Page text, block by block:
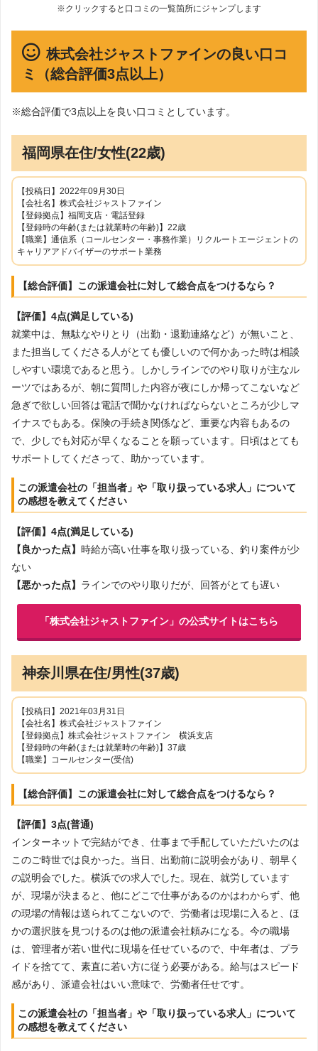
※クリックすると口コミの一覧箇所にジャンプします
株式会社ジャストファインの良い口コ
ミ（総合評価3点以上）
※総合評価で3点以上を良い口コミとしています。
福岡県在住/女性(22歳)
【投稿日】2022年09月30日
【会社名】株式会社ジャストファイン
【登録拠点】福岡支店・電話登録
【登録時の年齢(または就業時の年齢)】22歳
【職業】通信系（コールセンター・事務作業）リクルートエージェントの
キャリアアドバイザーのサポート業務
【総合評価】この派遣会社に対して総合点をつけるなら？
【評価】4点(満足している)
就業中は、無駄なやりとり（出勤・退勤連絡など）が無いこと、
また担当してくださる人がとても優しいので何かあった時は相談
しやすい環境であると思う。しかしラインでのやり取りが主なル
ーツではあるが、朝に質問した内容が夜にしか帰ってこないなど
急ぎで欲しい回答は電話で聞かなければならないところが少しマ
イナスでもある。保険の手続き関係など、重要な内容もあるの
で、少しでも対応が早くなることを願っています。日頃はとても
サポートしてくださって、助かっています。
この派遣会社の「担当者」や「取り扱っている求人」について
の感想を教えてください
【評価】4点(満足している)
【良かった点】 時給が高い仕事を取り扱っている、釣り案件が少
ない
【悪かった点】 ラインでのやり取りだが、回答がとても遅い
「株式会社ジャストファイン」の公式サイトはこちら
神奈川県在住/男性(37歳)
【投稿日】2021年03月31日
【会社名】株式会社ジャストファイン
【登録拠点】株式会社ジャストファイン 横浜支店
【登録時の年齢(または就業時の年齢)】37歳
【職業】コールセンター(受信)
【総合評価】この派遣会社に対して総合点をつけるなら？
【評価】3点(普通)
インターネットで完結ができ、仕事まで手配していただいたのは
このご時世では良かった。当日、出勤前に説明会があり、朝早く
の説明会でした。横浜での求人でした。現在、就労しています
が、現場が決まると、他にどこで仕事があるのかはわからず、他
の現場の情報は送られてこないので、労働者は現場に入ると、ほ
かの選択肢を見つけるのは他の派遣会社頼みになる。今の職場
は、管理者が若い世代に現場を任せているので、中年者は、プラ
イドを捨てて、素直に若い方に従う必要がある。給与はスピード
感があり、派遣会社はいい意味で、労働者任せです。
この派遣会社の「担当者」や「取り扱っている求人」について
の感想を教えてください